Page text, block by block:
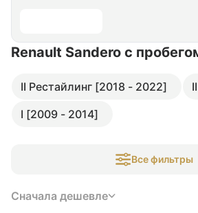
Renault Sandero с
II Рестайлинг [2018 - 2022]
I [2009 - 2014]
Все фильтры
Сначала дешевле